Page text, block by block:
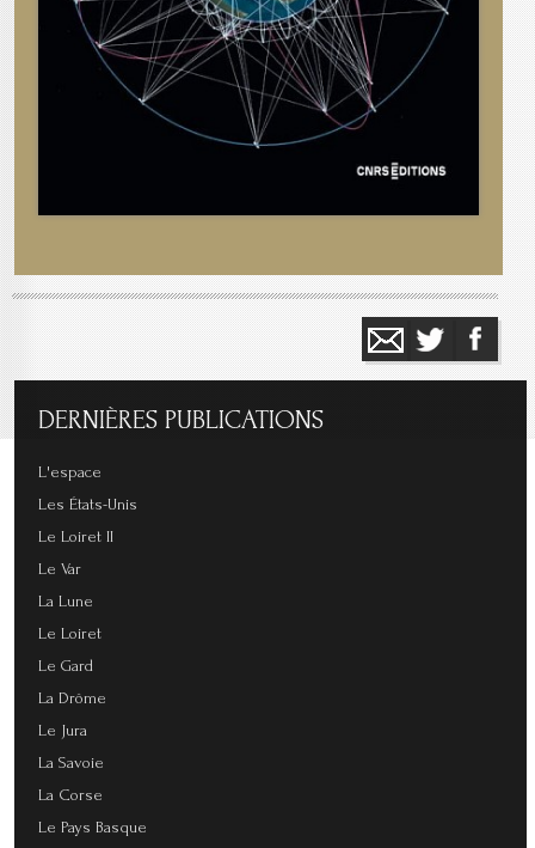
DERNIÈRES PUBLICATIONS
L'espace
Les États-Unis
Le Loiret II
Le Var
La Lune
Le Loiret
Le Gard
La Drôme
Le Jura
La Savoie
La Corse
Le Pays Basque